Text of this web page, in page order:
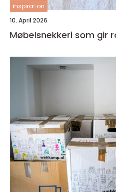
inspiration
10. April 2026
Møbelsnekkeri som gir